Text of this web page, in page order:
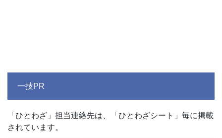
一技PR
「ひとわざ」担当連絡先は、「ひとわざシート」毎に掲載
されています。